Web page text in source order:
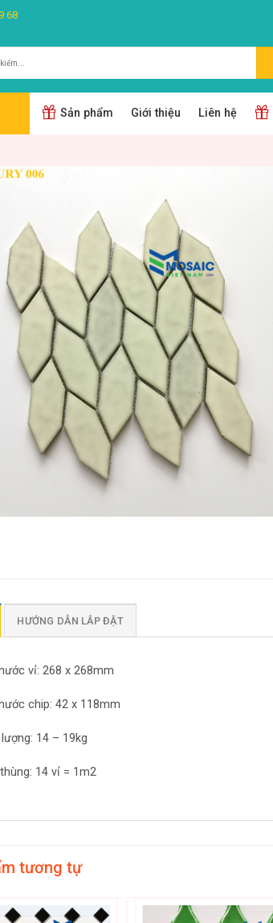
68
Sản phẩm Giới thiệu Liên hệ
HƯỚNG DẪN LẮP ĐẶT
vỉ: 268 x 268mm
chip: 42 x 118mm
14 – 19kg
14 vỉ = 1m2
tương tự